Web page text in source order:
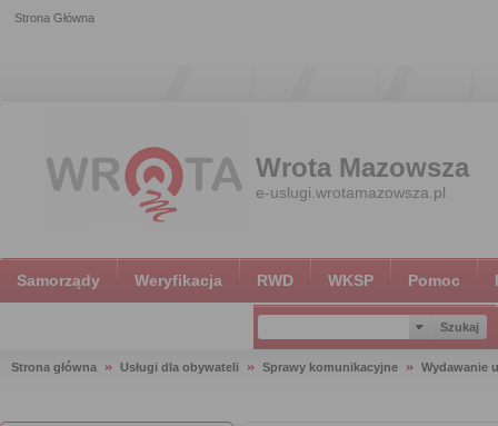
Strona Główna
Wrota Mazowsza
e-uslugi.wrotamazowsza.pl
Samorządy Weryfikacja RWD WKSP Pomoc
Strona główna Usługi dla obywateli Sprawy komunikacyjne Wydawanie